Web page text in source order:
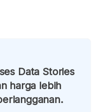
Data Stories
harga lebih